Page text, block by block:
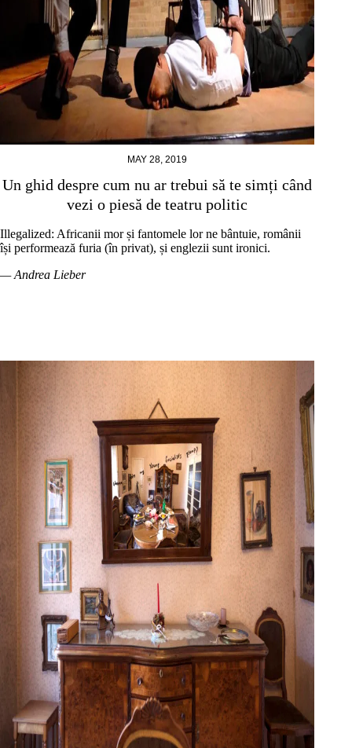
MAY 28, 2019
Un ghid despre cum nu ar trebui să te simți când
vezi o piesă de teatru politic
Illegalized: Africanii mor și fantomele lor ne bântuie, românii
își performează furia (în privat), și englezii sunt ironici.
— Andrea Lieber